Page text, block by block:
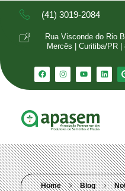
(41) 3019-2084
Rua Visconde do Rio
Mercês | Curitiba/PR |
Home Blog